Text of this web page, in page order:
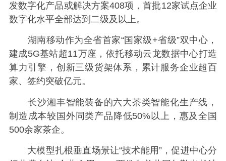
发数字化产品或解决方案408项，首批12家试点企业
数字化水平全部达到二级及以上。
湖南移动作为全省首家“国家级+省级”双中心，
建成5G基站超11万座，依托移动云龙数据中心打造
算力引擎，创新三级货架体系，累计服务企业超百
家、签约突破亿元。
长沙湘丰智能装备的六大茶类智能化生产线，
制造成本较国外同类产品降低50%以上，惠及全国
500余家茶企。
大模型扎根垂直场景让“技术能用”，促进中心分